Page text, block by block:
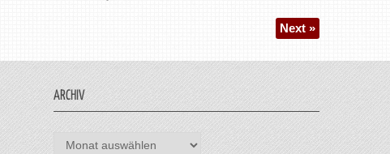
Next »
ARCHIV
Archiv